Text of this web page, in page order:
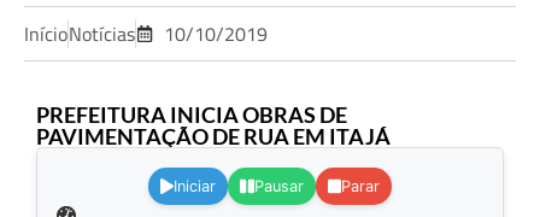
InícioNotícias 10/10/2019
PREFEITURA INICIA OBRAS DE
PAVIMENTAÇÃO DE RUA EM ITAJÁ
Iniciar Pausar Parar